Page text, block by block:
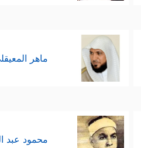
ماهر
محمود عبد